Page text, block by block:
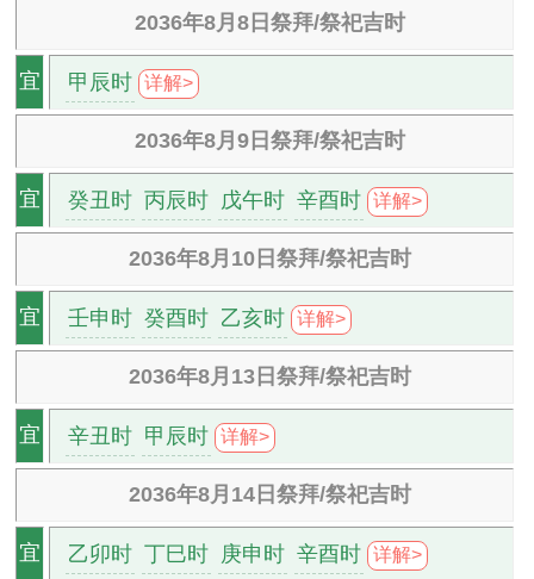
2036年8月8日祭拜/祭祀吉时
宜 甲辰时 详解>
2036年8月9日祭拜/祭祀吉时
宜 癸丑时 丙辰时 戊午时 辛酉时 详解>
2036年8月10日祭拜/祭祀吉时
宜 壬申时 癸酉时 乙亥时 详解>
2036年8月13日祭拜/祭祀吉时
宜 辛丑时 甲辰时 详解>
2036年8月14日祭拜/祭祀吉时
宜 乙卯时 丁巳时 庚申时 辛酉时 详解>